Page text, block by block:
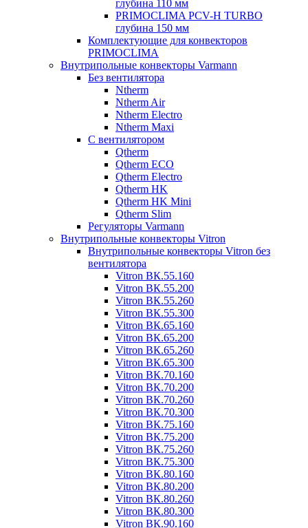
глубина 110 мм
PRIMOCLIMA PCV-H TURBO
глубина 150 мм
Комплектующие для конвекторов
PRIMOCLIMA
Внутрипольные конвекторы Varmann
Без вентилятора
Ntherm
Ntherm Air
Ntherm Electro
Ntherm Maxi
С вентилятором
Qtherm
Qtherm ECO
Qtherm Electro
Qtherm HK
Qtherm HK Mini
Qtherm Slim
Регуляторы Varmann
Внутрипольные конвекторы Vitron
Внутрипольные конвекторы Vitron без
вентилятора
Vitron ВК.55.160
Vitron ВК.55.200
Vitron ВК.55.260
Vitron ВК.55.300
Vitron ВК.65.160
Vitron ВК.65.200
Vitron ВК.65.260
Vitron ВК.65.300
Vitron ВК.70.160
Vitron ВК.70.200
Vitron ВК.70.260
Vitron ВК.70.300
Vitron ВК.75.160
Vitron ВК.75.200
Vitron ВК.75.260
Vitron ВК.75.300
Vitron ВК.80.160
Vitron ВК.80.200
Vitron ВК.80.260
Vitron ВК.80.300
Vitron ВК.90.160